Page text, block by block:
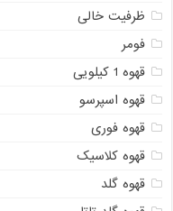
ظرفیت خالی
فومر
قهوه 1 کیلویی
قهوه اسپرسو
قهوه فوری
قهوه کلاسیک
قهوه گلد